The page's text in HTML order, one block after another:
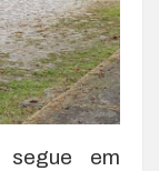
segue em